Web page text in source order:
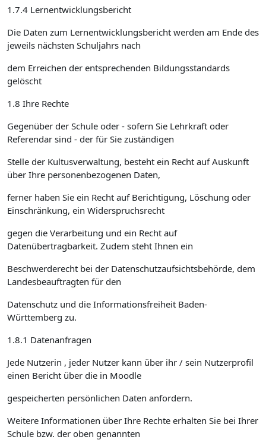
1.7.4 Lernentwicklungsbericht
Die Daten zum Lernentwicklungsbericht werden am Ende des
jeweils nächsten Schuljahrs nach
dem Erreichen der entsprechenden Bildungsstandards
gelöscht
1.8 Ihre Rechte
Gegenüber der Schule oder - sofern Sie Lehrkraft oder
Referendar sind - der für Sie zuständigen
Stelle der Kultusverwaltung, besteht ein Recht auf Auskunft
über Ihre personenbezogenen Daten,
ferner haben Sie ein Recht auf Berichtigung, Löschung oder
Einschränkung, ein Widerspruchsrecht
gegen die Verarbeitung und ein Recht auf
Datenübertragbarkeit. Zudem steht Ihnen ein
Beschwerderecht bei der Datenschutzaufsichtsbehörde, dem
Landesbeauftragten für den
Datenschutz und die Informationsfreiheit Baden-
Württemberg zu.
1.8.1 Datenanfragen
Jede Nutzerin , jeder Nutzer kann über ihr / sein Nutzerprofil
einen Bericht über die in Moodle
gespeicherten persönlichen Daten anfordern.
Weitere Informationen über Ihre Rechte erhalten Sie bei Ihrer
Schule bzw. der oben genannten